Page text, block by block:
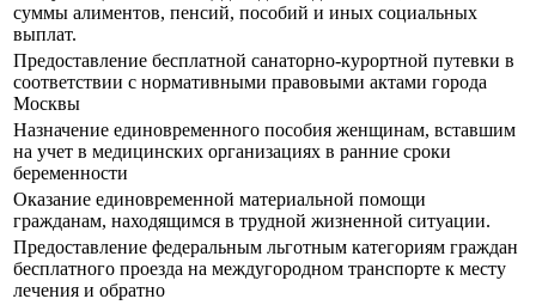
суммы алиментов, пенсий, пособий и иных социальных
выплат.
Предоставление бесплатной санаторно-курортной путевки в
соответствии с нормативными правовыми актами города
Москвы
Назначение единовременного пособия женщинам, вставшим
на учет в медицинских организациях в ранние сроки
беременности
Оказание единовременной материальной помощи
гражданам, находящимся в трудной жизненной ситуации.
Предоставление федеральным льготным категориям граждан
бесплатного проезда на междугородном транспорте к месту
лечения и обратно